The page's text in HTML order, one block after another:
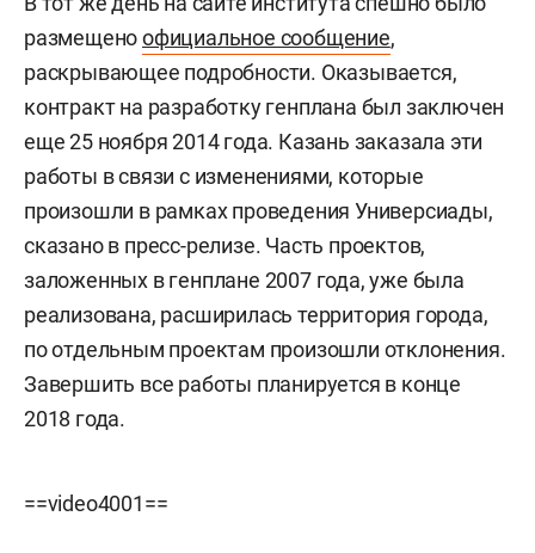
размещеноофициальное сообщение,
раскрывающее подробности. Оказывается,
контракт на разработку генплана был заключен
еще 25 ноября 2014 года. Казань заказала эти
работы в связи с изменениями, которые
произошли в рамках проведения Универсиады,
сказано в пресс-релизе. Часть проектов,
заложенных в генплане 2007 года, уже была
реализована, расширилась территория города,
по отдельным проектам произошли отклонения.
Завершить все работы планируется в конце
2018 года.
==video4001==